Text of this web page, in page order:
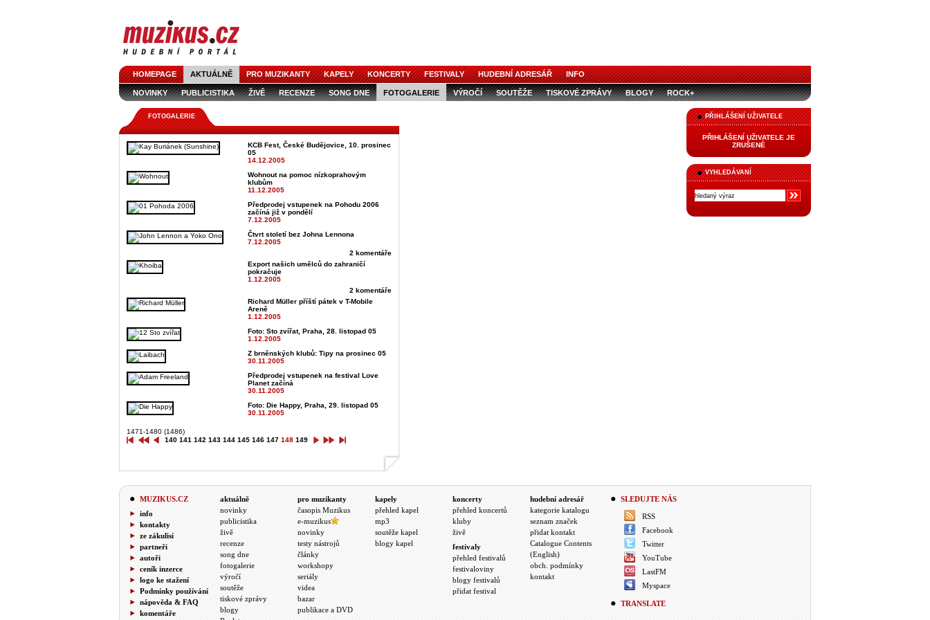
HOMEPAGE AKTUÁLNĚ PRO MUZIKANTY KAPELY KONCERTY FESTIVALY HUDEBNÍ ADRESÁŘ INFO
NOVINKY PUBLICISTIKA ŽIVĚ RECENZE SONG DNE FOTOGALERIE VÝROČÍ SOUTĚŽE TISKOVÉ ZPRÁVY BLOGY ROCK+
PŘIHLÁŠENÍ UŽIVATELE
PŘIHLÁŠENÍ UŽIVATELE JE
ZRUŠENÉ
VYHLEDÁVANÍ
FOTOGALERIE
KCB Fest, České Budějovice, 10. prosinec
05
14.12.2005
Wohnout na pomoc nízkoprahovým
klubům
11.12.2005
Předprodej vstupenek na Pohodu 2006
začíná již v pondělí
7.12.2005
Čtvrt století bez Johna Lennona
7.12.2005
2 komentáře
Export našich umělců do zahraničí
pokračuje
1.12.2005
2 komentáře
Richard Müller příští pátek v T-Mobile
Areně
1.12.2005
Foto: Sto zvířat, Praha, 28. listopad 05
1.12.2005
Z brněnských klubů: Tipy na prosinec 05
30.11.2005
Předprodej vstupenek na festival Love
Planet začíná
30.11.2005
Foto: Die Happy, Praha, 29. listopad 05
30.11.2005
1471-1480 (1486)
140 141 142 143 144 145 146 147 148 149
MUZIKUS.CZ
info
kontakty
ze zákulisí
partneři
autoři
ceník inzerce
logo ke stažení
Podmínky používání
nápověda & FAQ
komentáře
aktuálně
novinky
publicistika
živě
recenze
song dne
fotogalerie
výročí
soutěže
tiskové zprávy
blogy
pro muzikanty
časopis Muzikus
e-muzikus
novinky
testy nástrojů
články
workshopy
seriály
videa
bazar
publikace a DVD
kapely
přehled kapel
mp3
soutěže kapel
blogy kapel
koncerty
přehled koncertů
kluby
živě
festivaly
přehled festivalů
festivaloviny
blogy festivalů
přidat festival
hudební adresář
kategorie katalogu
seznam značek
přidat kontakt
Catalogue Contents
(English)
obch. podmínky
kontakt
SLEDUJTE NÁS
RSS
Facebook
Twitter
YouTube
LastFM
Myspace
TRANSLATE